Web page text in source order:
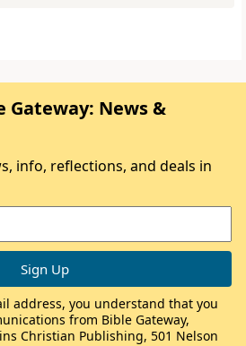
Gateway: News &
info, reflections, and deals in
address, you understand that you
from Bible Gateway,
Christian Publishing, 501 Nelson